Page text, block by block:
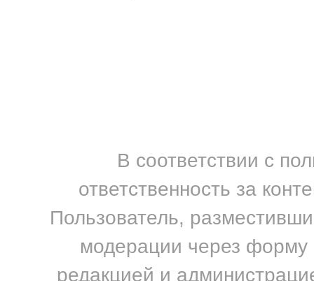
В соответствии с
ответственность за
Пользователь,
модерации через форму
редакцией и